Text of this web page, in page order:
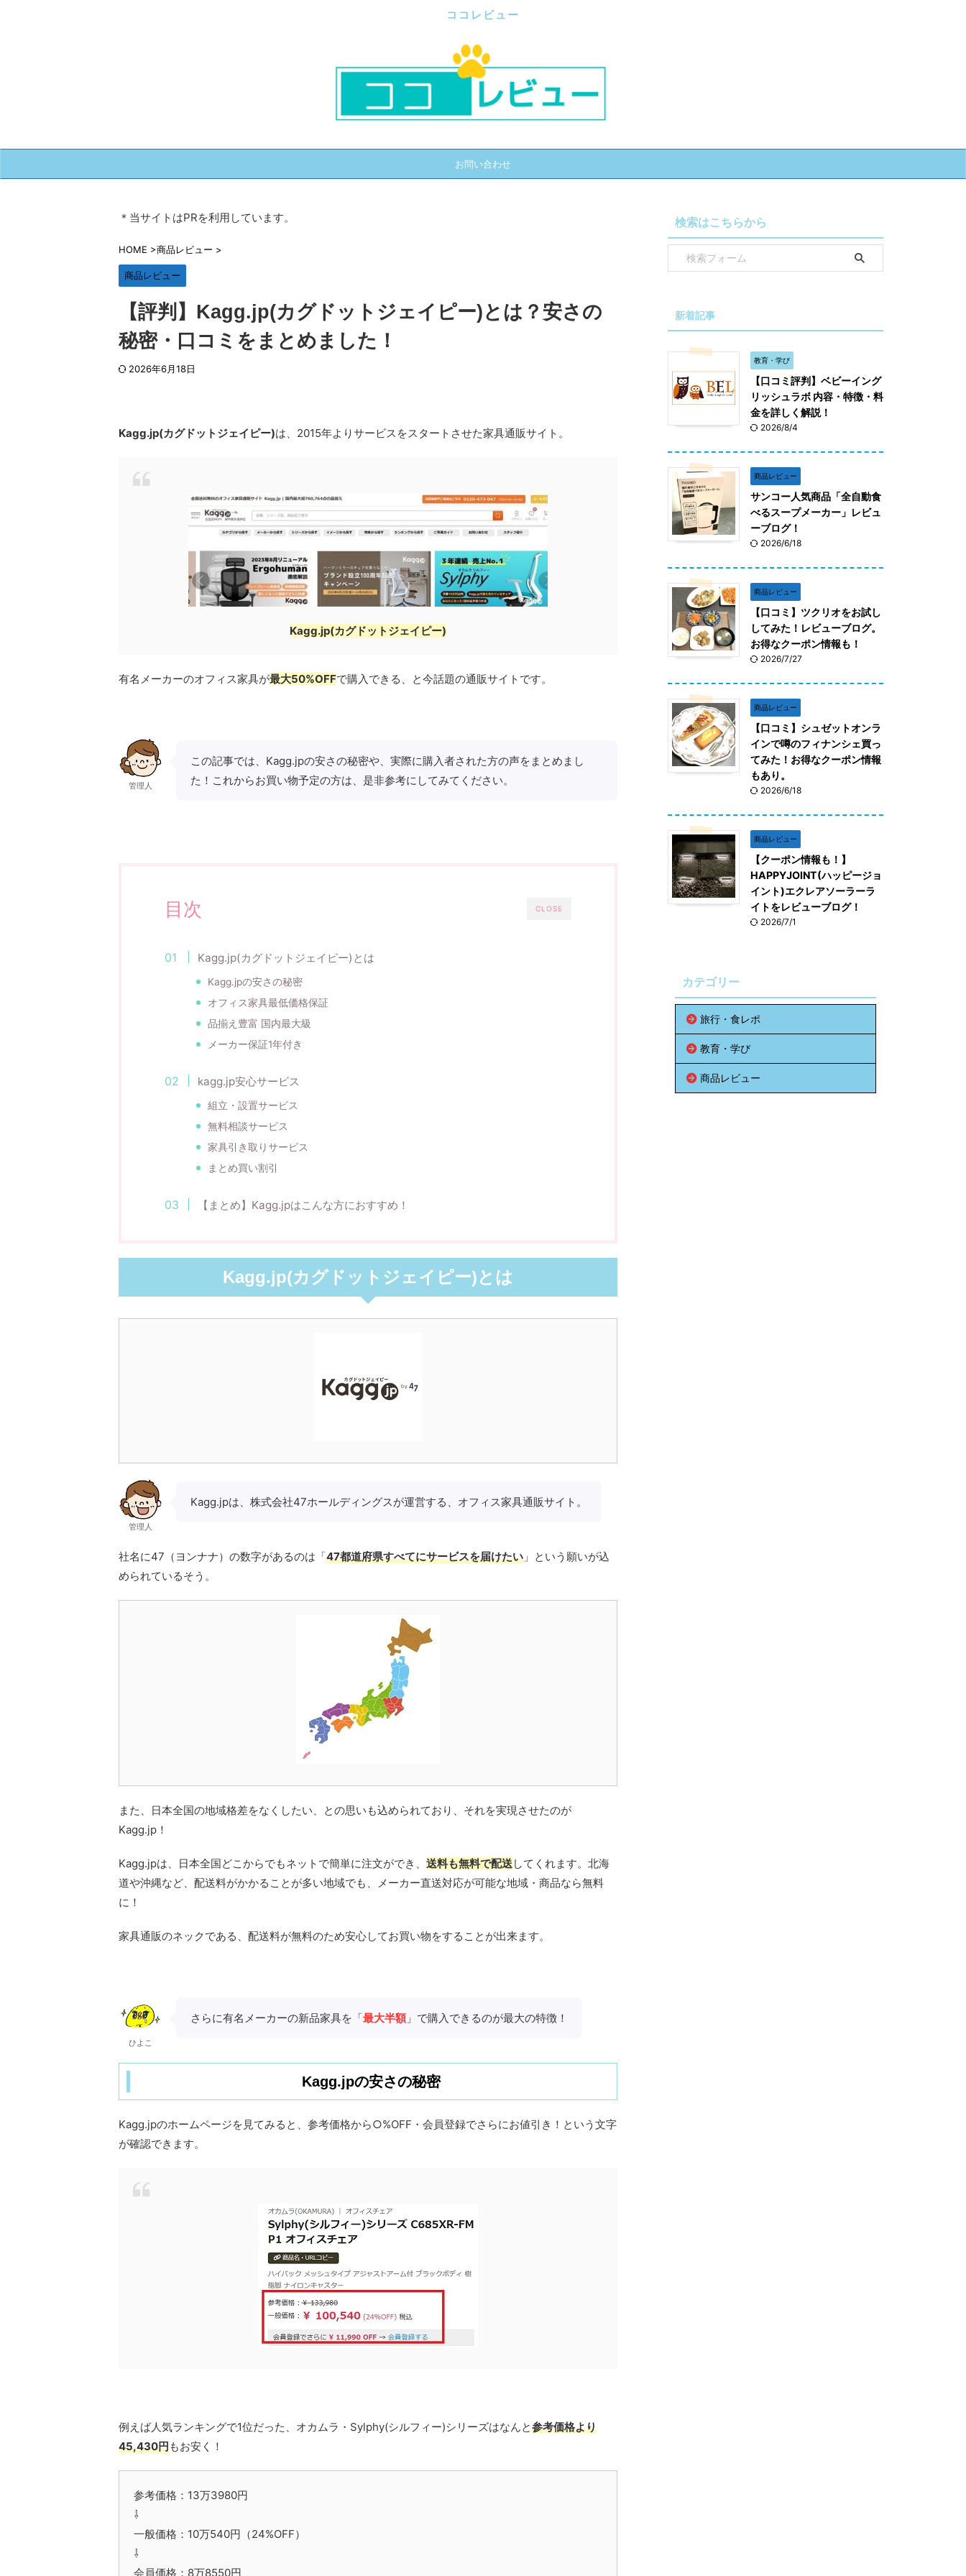
ココレビュー
お問い合わせ
＊当サイトはPRを利用しています。
HOME >商品レビュー >
商品レビュー
【評判】Kagg.jp(カグドットジェイピー)とは？安さの
秘密・口コミをまとめました！
2026年6月18日
Kagg.jp(カグドットジェイピー)は、2015年よりサービスをスタートさせた家具通販サイト。
Kagg.jp(カグドットジェイピー)
有名メーカーのオフィス家具が最大50%OFFで購入できる、と今話題の通販サイトです。
管理人
この記事では、Kagg.jpの安さの秘密や、実際に購入者された方の声をまとめまし
た！これからお買い物予定の方は、是非参考にしてみてください。
CLOSE
目次
Kagg.jp(カグドットジェイピー)とは
Kagg.jpの安さの秘密
オフィス家具最低価格保証
品揃え豊富 国内最大級
メーカー保証1年付き
kagg.jp安心サービス
組立・設置サービス
無料相談サービス
家具引き取りサービス
まとめ買い割引
【まとめ】Kagg.jpはこんな方におすすめ！
Kagg.jp(カグドットジェイピー)とは
管理人
Kagg.jpは、株式会社47ホールディングスが運営する、オフィス家具通販サイト。
社名に47（ヨンナナ）の数字があるのは「47都道府県すべてにサービスを届けたい 」という願いが込
められているそう。
また、日本全国の地域格差をなくしたい、との思いも込められており、それを実現させたのが
Kagg.jp！
Kagg.jpは、日本全国どこからでもネットで簡単に注文ができ、 送料も無料で配送 してくれます。北海
道や沖縄など、配送料がかかることが多い地域でも、メーカー直送対応が可能な地域・商品なら無料
に！
家具通販のネックである、配送料が無料のため安心してお買い物をすることが出来ます。
ひよこ
さらに有名メーカーの新品家具を「最大半額」で購入できるのが最大の特徴！
Kagg.jpの安さの秘密
Kagg.jpのホームページを見てみると、参考価格から○%OFF・会員登録でさらにお値引き！という文字
が確認できます。
例えば人気ランキングで1位だった、オカムラ・Sylphy(シルフィー)シリーズはなんと参考価格より
45,430円もお安く！
参考価格：13万3980円
⇩
一般価格：10万540円（24%OFF）
⇩
会員価格：8万8550円
検索はこちらから
新着記事
教育・学び
【口コミ評判】ベビーイング
リッシュラボ 内容・特徴・料
金を詳しく解説！
2026/8/4
商品レビュー
サンコー人気商品「全自動食
べるスープメーカー」レビュ
ーブログ！
2026/6/18
商品レビュー
【口コミ】ツクリオをお試し
してみた！レビューブログ。
お得なクーポン情報も！
2026/7/27
商品レビュー
【口コミ】シュゼットオンラ
インで噂のフィナンシェ買っ
てみた！お得なクーポン情報
もあり。
2026/6/18
商品レビュー
【クーポン情報も！】
HAPPYJOINT(ハッピージョ
イント)エクレアソーラーラ
イトをレビューブログ！
2026/7/1
カテゴリー
旅行・食レポ
教育・学び
商品レビュー